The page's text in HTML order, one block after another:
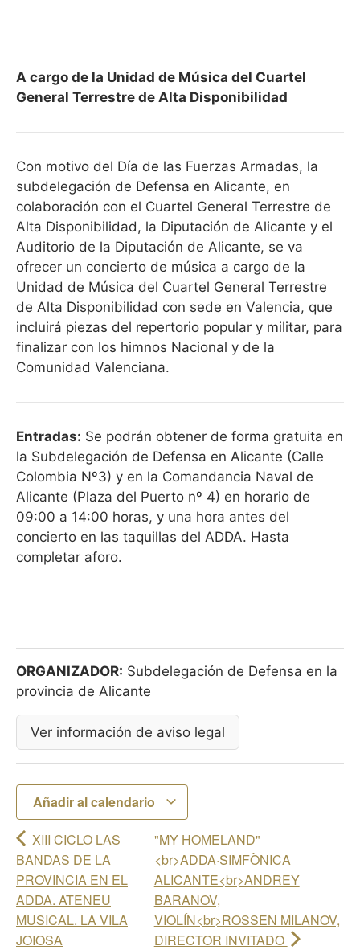
A cargo de la Unidad de Música del Cuartel
General Terrestre de Alta Disponibilidad
Con motivo del Día de las Fuerzas Armadas, la
subdelegación de Defensa en Alicante, en
colaboración con el Cuartel General Terrestre de
Alta Disponibilidad, la Diputación de Alicante y el
Auditorio de la Diputación de Alicante, se va
ofrecer un concierto de música a cargo de la
Unidad de Música del Cuartel General Terrestre
de Alta Disponibilidad con sede en Valencia, que
incluirá piezas del repertorio popular y militar, para
finalizar con los himnos Nacional y de la
Comunidad Valenciana.
Entradas: Se podrán obtener de forma gratuita en
la Subdelegación de Defensa en Alicante (Calle
Colombia Nº3) y en la Comandancia Naval de
Alicante (Plaza del Puerto nº 4) en horario de
09:00 a 14:00 horas, y una hora antes del
concierto en las taquillas del ADDA. Hasta
completar aforo.
ORGANIZADOR: Subdelegación de Defensa en la
provincia de Alicante
Ver información de aviso legal
Añadir al calendario
XIII CICLO LAS
BANDAS DE LA
PROVINCIA EN EL
ADDA. ATENEU
MUSICAL. LA VILA
JOIOSA
"MY HOMELAND"
<br>ADDA·SIMFÒNICA
ALICANTE<br>ANDREY
BARANOV,
VIOLÍN<br>ROSSEN MILANOV,
DIRECTOR INVITADO